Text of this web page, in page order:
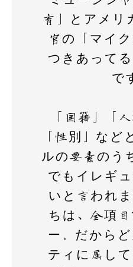
育」とアメリ
官の「マイ
つきあって
で
「国籍」「
「性別」など
ルの要素のう
でもイレギ
いと言われ
ちは、全項
ー。だから
ティに属し